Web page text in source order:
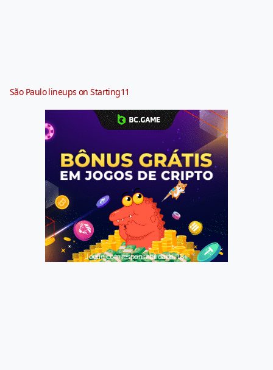
São Paulo lineups on Starting11
Jogue com responsabilidade. 18+